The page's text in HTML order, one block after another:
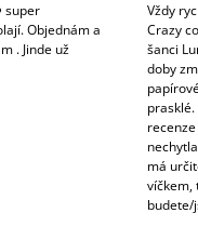
super
Objednám a
. Jinde už
Vždy
Crazy
šanci
doby
má
víčkem,
budete/